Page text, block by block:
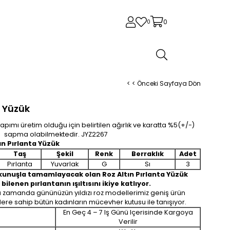
0 0
< < Önceki Sayfaya Dön
üretim olduğu için belirtilen ağırlık ve karatta %5(+/-)
sapma olabilmektedir. JYZ2267
Pırlanta Yüzük
Taş Şekil Renk Berraklık
Adet
Pırlanta Yuvarlak G Sı
3
tamamlayacak olan Roz Altın Pırlanta Yüzük
pırlantanın ışıltısını ikiye katlıyor.
zamanda gününüzün yıldızı roz modellerimiz geniş ürün
sahip bütün kadınların mücevher kutusu ile tanışıyor.
En Geç 4 – 7 Iş Günü Içerisinde Kargoya
Verilir